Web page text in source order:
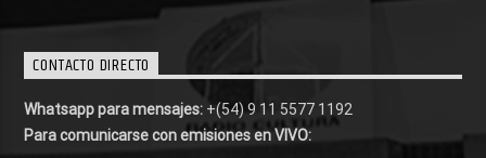
CONTACTO DIRECTO
Whatsapp para mensajes: +(54) 9 11 5577 1192
Para comunicarse con emisiones en VIVO: